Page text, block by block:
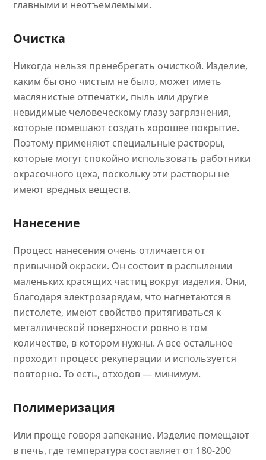
главными и неотъемлемыми.
Очистка
Никогда нельзя пренебрегать очисткой. Изделие,
каким бы оно чистым не было, может иметь
маслянистые отпечатки, пыль или другие
невидимые человеческому глазу загрязнения,
которые помешают создать хорошее покрытие.
Поэтому применяют специальные растворы,
которые могут спокойно использовать работники
окрасочного цеха, поскольку эти растворы не
имеют вредных веществ.
Нанесение
Процесс нанесения очень отличается от
привычной окраски. Он состоит в распылении
маленьких красящих частиц вокруг изделия. Они,
благодаря электрозарядам, что нагнетаются в
пистолете, имеют свойство притягиваться к
металлической поверхности ровно в том
количестве, в котором нужны. А все остальное
проходит процесс рекуперации и используется
повторно. То есть, отходов — минимум.
Полимеризация
Или проще говоря запекание. Изделие помещают
в печь, где температура составляет от 180-200